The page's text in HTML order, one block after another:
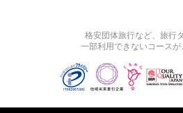
格安団体旅行など、旅行
一部利用できないコースが